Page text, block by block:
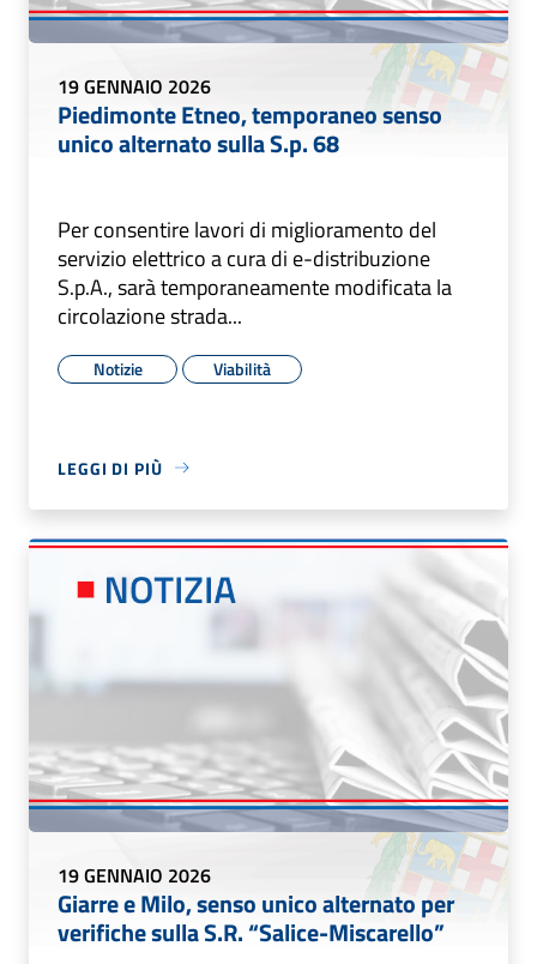
19 GENNAIO 2026
Piedimonte Etneo, temporaneo senso
unico alternato sulla S.p. 68
Per consentire lavori di miglioramento del
servizio elettrico a cura di e-distribuzione
S.p.A., sarà temporaneamente modificata la
circolazione strada...
Notizie Viabilità
LEGGI DI PIÙ
19 GENNAIO 2026
Giarre e Milo, senso unico alternato per
verifiche sulla S.R. “Salice-Miscarello”